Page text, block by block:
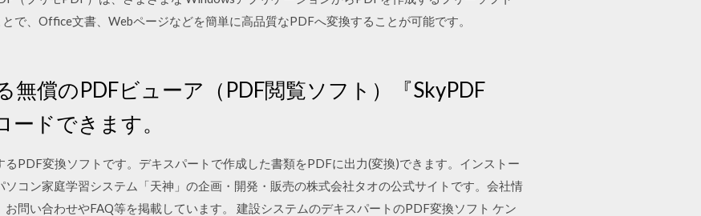
で、Office文書、Webページなどを簡単に高品質なPDFへ変換することが可能です。
無償のPDFビューア（PDF閲覧ソフト）『SkyPDF
ドできます。
PDF変換ソフトです。デキスパートで作成した書類をPDFに出力(変換)できます。インストー
コン家庭学習システム「天神」の企画・開発・販売の株式会社タオの公式サイトです。会社情
問い合わせやFAQ等を掲載しています。 建設システムのデキスパートのPDF変換ソフト ケン